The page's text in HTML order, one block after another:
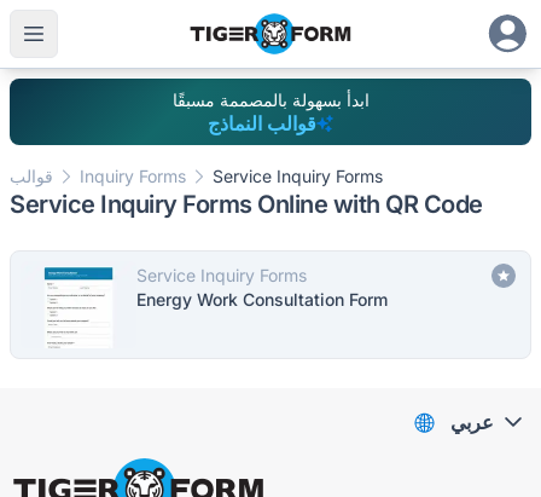
ابدأ بسهولة بالمصممة مسبقًا
قوالب النماذج
قوالب Inquiry Forms Service Inquiry Forms
Service Inquiry Forms Online with QR Code
Service Inquiry Forms
Energy Work Consultation Form
عربي